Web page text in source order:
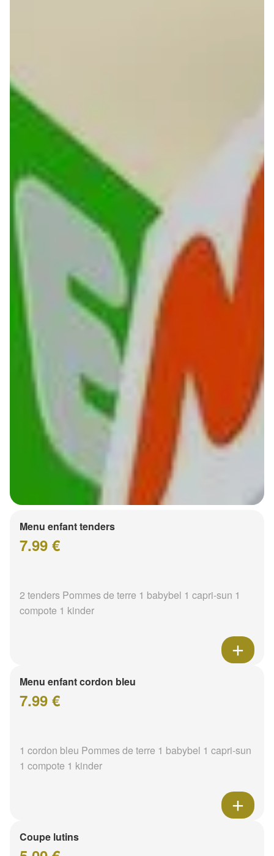
Menu enfant tenders
7.99 €
2 tenders Pommes de terre 1 babybel 1 capri-sun 1
compote 1 kinder
Menu enfant cordon bleu
7.99 €
1 cordon bleu Pommes de terre 1 babybel 1 capri-sun
1 compote 1 kinder
Coupe lutins